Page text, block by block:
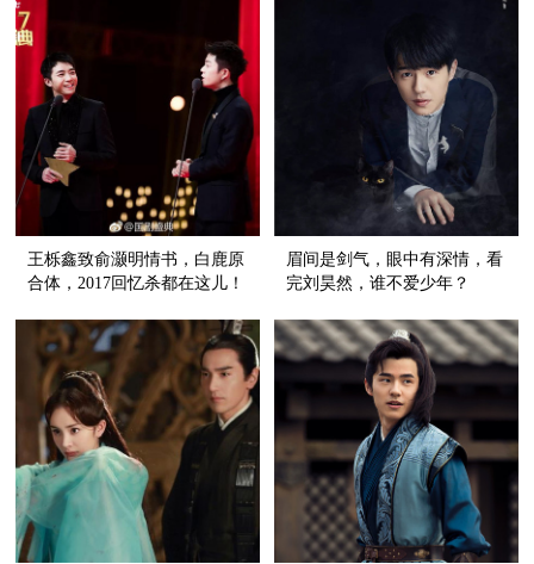
王栎鑫致俞灏明情书，白鹿原
合体，2017回忆杀都在这儿！
眉间是剑气，眼中有深情，看
完刘昊然，谁不爱少年？